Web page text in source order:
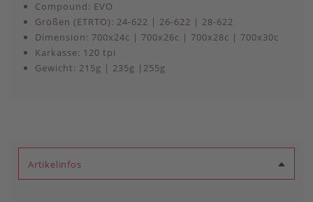
Compound: EVO
Größen (ETRTO): 24-622 | 26-622 | 28-622
Dimension: 700x24c | 700x26c | 700x28c | 700x30c
Karkasse: 120 tpi
Gewicht: 215g | 235g |255g
Artikelinfos